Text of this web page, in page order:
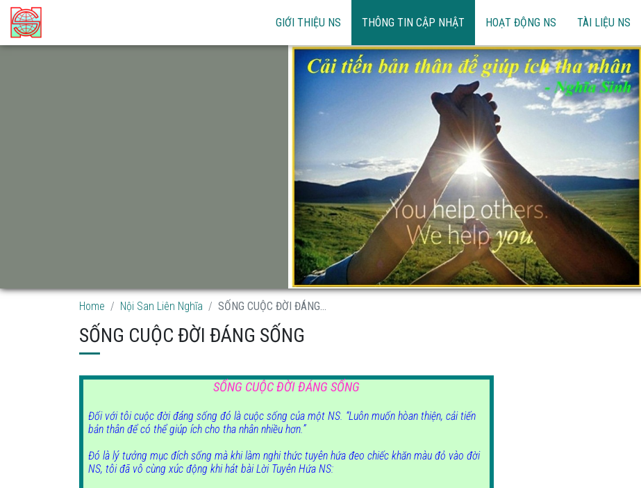
GIỚI THIỆU NS THÔNG TIN CẬP NHẬT HOẠT ĐỘNG NS TÀI LIỆU NS
Home Nội San Liên Nghĩa SỐNG CUỘC ĐỜI ĐÁNG...
SỐNG CUỘC ĐỜI ĐÁNG SỐNG
SỐNG CUỘC ĐỜI ĐÁNG SỐNG
Đối với tôi cuộc đời đáng sống đó là cuộc sống của một NS. “Luôn muốn hòan thiện, cải tiến
bản thân để có thể giúp ích cho tha nhân nhiều hơn.”
Đó là lý tưởng mục đích sống mà khi làm nghi thức tuyên hứa đeo chiếc khăn màu đỏ vào đời
NS, tôi đã vô cùng xúc động khi hát bài Lời Tuyên Hứa NS: